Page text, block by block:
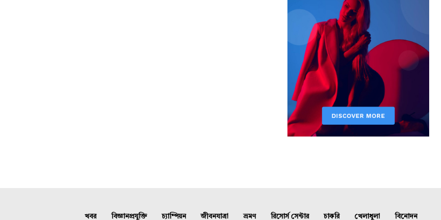
খবর বিজ্ঞানপ্রযুক্তি চ্যাম্পিয়ন জীবনযাত্রা ভ্রমণ রিসোর্স সেন্টার চাকরি খেলাধুলা বিনোদন